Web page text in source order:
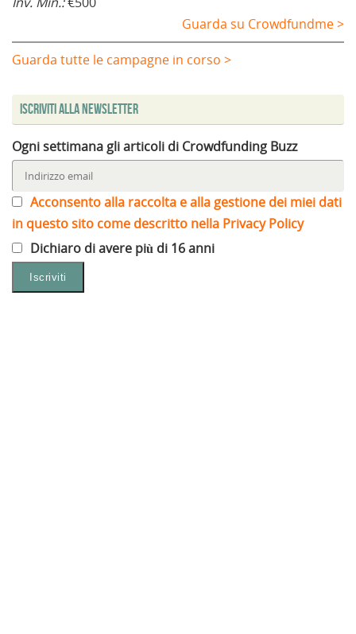
Guarda su Crowdfundme >
Guarda tutte le campagne in corso >
Iscriviti alla Newsletter
Ogni settimana gli articoli di Crowdfunding Buzz
Acconsento alla raccolta e alla gestione dei miei dati
in questo sito come descritto nella Privacy Policy
Dichiaro di avere più di 16 anni